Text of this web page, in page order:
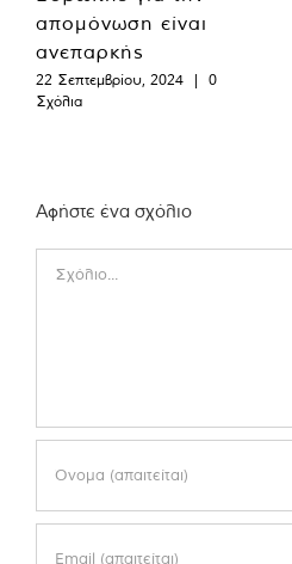
απομόνωση είναι
ανεπαρκής
22 Σεπτεμβρίου, 2024 |
0
Σχόλια
Αφήστε ένα σχόλιο